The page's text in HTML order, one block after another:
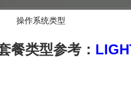
操作系统类型
餐类型参考：